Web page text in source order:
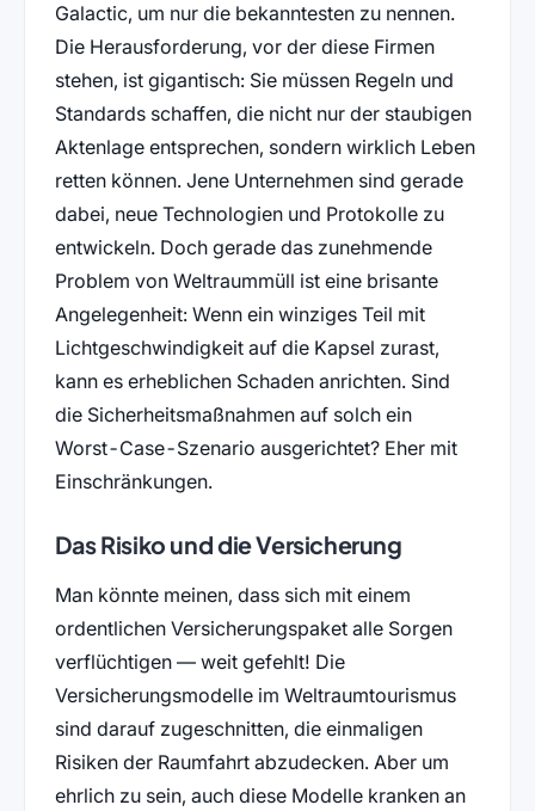
Galactic, um nur die bekanntesten zu nennen.
Die Herausforderung, vor der diese Firmen
stehen, ist gigantisch: Sie müssen Regeln und
Standards schaffen, die nicht nur der staubigen
Aktenlage entsprechen, sondern wirklich Leben
retten können. Jene Unternehmen sind gerade
dabei, neue Technologien und Protokolle zu
entwickeln. Doch gerade das zunehmende
Problem von Weltraummüll ist eine brisante
Angelegenheit: Wenn ein winziges Teil mit
Lichtgeschwindigkeit auf die Kapsel zurast,
kann es erheblichen Schaden anrichten. Sind
die Sicherheitsmaßnahmen auf solch ein
Worst-Case-Szenario ausgerichtet? Eher mit
Einschränkungen.
Das Risiko und die Versicherung
Man könnte meinen, dass sich mit einem
ordentlichen Versicherungspaket alle Sorgen
verflüchtigen — weit gefehlt! Die
Versicherungsmodelle im Weltraumtourismus
sind darauf zugeschnitten, die einmaligen
Risiken der Raumfahrt abzudecken. Aber um
ehrlich zu sein, auch diese Modelle kranken an